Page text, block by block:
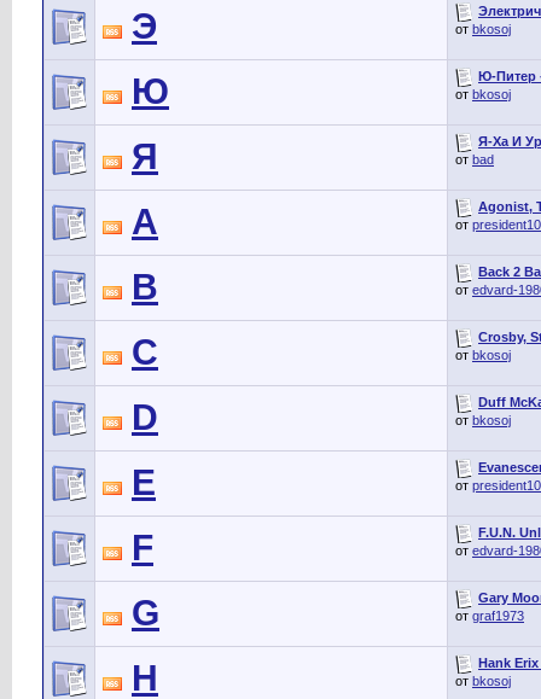
Э
от bkosoj
Ю
Ю-Питер
от bkosoj
Я
Я-Ха И
от bad
A
Agonist,
от
B
Back 2
от edvard-
C
Crosby,
от bkosoj
D
Duff
от bkosoj
E
от
F
F.U.N.
от edvard-
G
Gary
от graf1973
H
Hank
от bkosoj